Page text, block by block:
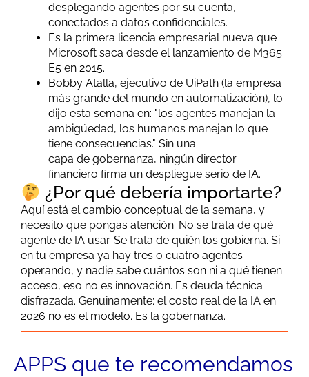
desplegando agentes por su cuenta,
conectados a datos confidenciales.
Es la primera licencia empresarial nueva que
Microsoft saca desde el lanzamiento de M365
E5 en 2015.
Bobby Atalla, ejecutivo de UiPath (la empresa
más grande del mundo en automatización), lo
dijo esta semana en: "los agentes manejan la
ambigüedad, los humanos manejan lo que
tiene consecuencias." Sin una
capa de gobernanza, ningún director
financiero firma un despliegue serio de IA.
¿Por qué debería importarte?
Aquí está el cambio conceptualde la semana, y
necesito que pongas atención. No se trata de qué
agente de IA usar. Se trata de quién los gobierna. Si
en tu empresa ya hay tres o cuatro agentes
operando, y nadie sabe cuántos son ni a qué tienen
acceso, eso no es innovación. Es deuda técnica
disfrazada. Genuinamente: el costo realde la IA en
2026 no es el modelo. Es la gobernanza.
APPS que te recomendamos